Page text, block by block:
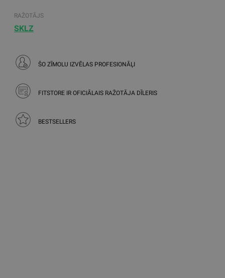
RAŽOTĀJS
SKLZ
ŠO ZĪMOLU IZVĒLAS PROFESIONĀĻI
FITSTORE IR OFICIĀLAIS RAŽOTĀJA DĪLERIS
BESTSELLERS